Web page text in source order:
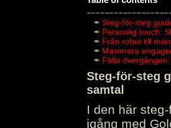
Steg-för-steg
Personlig touch:
Från robot till
Maximera
Fälla
Steg-för-steg
samtal
I den här
igång med